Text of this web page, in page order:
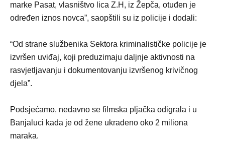
marke Pasat, vlasništvo lica Z.H, iz Žepča, otuđen je
određen iznos novca”, saopštili su iz policije i dodali:
“Od strane službenika Sektora kriminalističke policije je
izvršen uviđaj, koji preduzimaju daljnje aktivnosti na
rasvjetljavanju i dokumentovanju izvršenog krivičnog
djela”.
Podsjećamo, nedavno se filmska pljačka odigrala i u
Banjaluci kada je od žene ukradeno oko 2 miliona
maraka.